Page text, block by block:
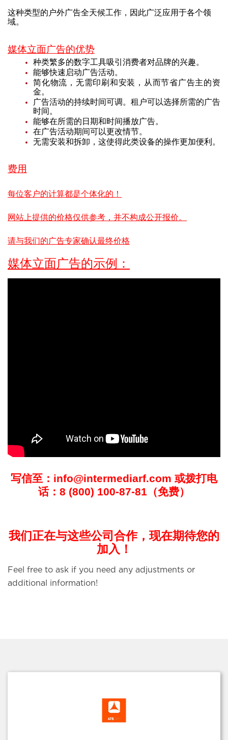
这种类型的户外广告全天候工作，因此广泛应用于各个领
域。
媒体立面广告的优势
种类繁多的数字工具吸引消费者对品牌的兴趣。
能够快速启动广告活动。
简化物流，无需印刷和安装，从而节省广告主的资
金。
广告活动的持续时间可调。租户可以选择所需的广告
时间。
能够在所需的日期和时间播放广告。
在广告活动期间可以更改情节。
无需安装和拆卸，这使得此类设备的操作更加便利。
费用
每位客户的计算都是个体化的！
网站上提供的价格仅供参考，并不构成公开报价。
请与我们的广告专家确认最终价格
媒体立面广告的示例：
写信至：info@intermediarf.com 或拨打电
话：8 (800) 100-87-81（免费）
我们正在与这些公司合作，现在期待您的
加入！
Feel free to ask if you need any adjustments or
additional information!